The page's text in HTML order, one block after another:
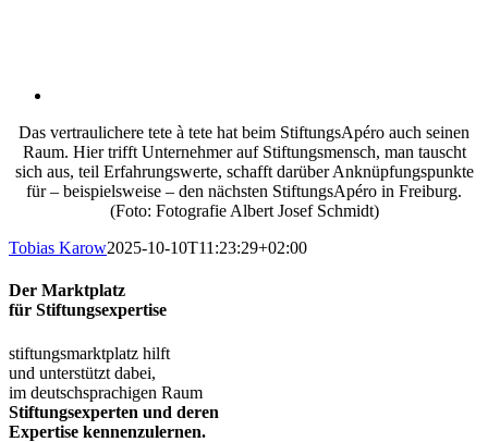
Das vertraulichere tete à tete hat beim StiftungsApéro auch seinen
Raum. Hier trifft Unternehmer auf Stiftungsmensch, man tauscht
sich aus, teil Erfahrungswerte, schafft darüber Anknüpfungspunkte
für – beispielsweise – den nächsten StiftungsApéro in Freiburg.
(Foto: Fotografie Albert Josef Schmidt)
Tobias Karow2025-10-10T11:23:29+02:00
Der Marktplatz
für Stiftungsexpertise
stiftungsmarktplatz hilft
und unterstützt dabei,
im deutschsprachigen Raum
Stiftungsexperten und deren
Expertise kennenzulernen.